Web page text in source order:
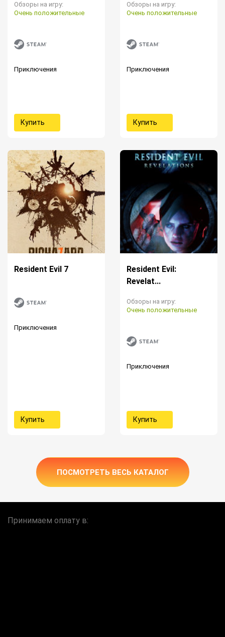
Обзоры на игру:
Очень положительные
Приключения
Купить
Обзоры на игру:
Очень положительные
Приключения
Купить
Resident Evil 7
Приключения
Купить
Resident Evil:
Revelat...
Обзоры на игру:
Очень положительные
Приключения
Купить
ПОСМОТРЕТЬ ВЕСЬ КАТАЛОГ
Принимаем оплату в: